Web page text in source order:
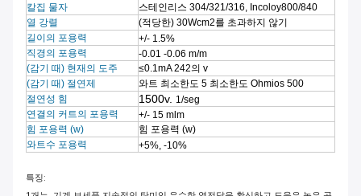
칼집 물자
스테인리스 304/321/316, Incoloy800/840
열 강렬
(적당한) 30Wcm2를 초과하지 않기
길이의 포용력
+/- 1.5%
직경의 포용력
-0.01 -0.06 m/m
(감기 때) 현재의 도주
≤0.1mA 242의 v
(감기 때) 절연제
와트 최소한도 5 최소한도 Ohmios 500
절연성 힘
1500v. 1/seg
연결의 커트의 포용력
+/- 15 mlm
힘 포용력 (w)
힘 포용력 (w)
와트수 포용력
+5%, -10%
특징: